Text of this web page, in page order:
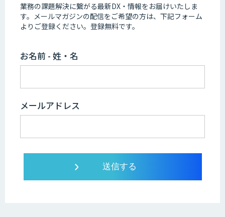
業務の課題解決に繋がる最新DX・情報をお届けいたしま
す。 メールマガジンの配信をご希望の方は、下記フォーム
よりご登録ください。登録無料です。
お名前 - 姓・名
メールアドレス